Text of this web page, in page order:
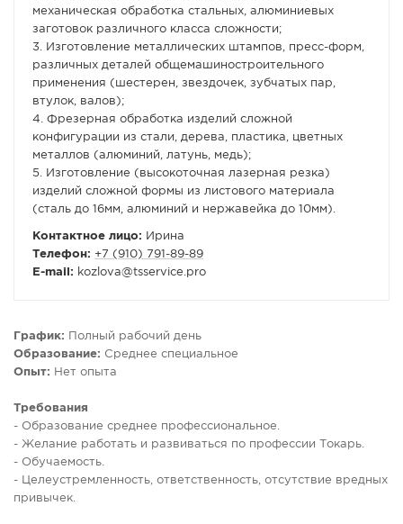
механическая обработка стальных, алюминиевых
заготовок различного класса сложности;
3. Изготовление металлических штампов, пресс-форм,
различных деталей общемашиностроительного
применения (шестерен, звездочек, зубчатых пар,
втулок, валов);
4. Фрезерная обработка изделий сложной
конфигурации из стали, дерева, пластика, цветных
металлов (алюминий, латунь, медь);
5. Изготовление (высокоточная лазерная резка)
изделий сложной формы из листового материала
(сталь до 16мм, алюминий и нержавейка до 10мм).
Контактное лицо: Ирина
Телефон: +7 (910) 791-89-89
E-mail:
kozlova@tsservice.pro
График: Полный рабочий день
Образование: Среднее специальное
Опыт: Нет опыта
Требования
- Образование среднее профессиональное.
- Желание работать и развиваться по профессии Токарь.
- Обучаемость.
- Целеустремленность, ответственность, отсутствие вредных
привычек.